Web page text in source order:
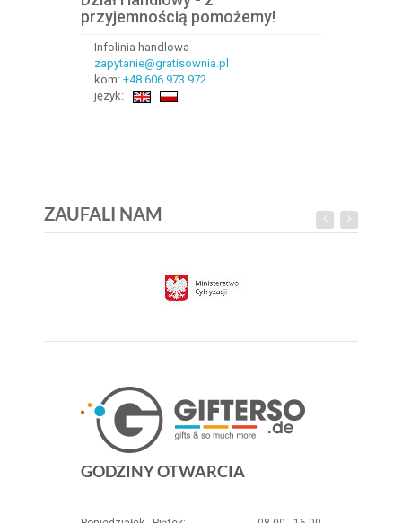
przyjemnością pomożemy!
Infolinia handlowa
zapytanie@gratisownia.pl
kom: +48 606 973 972
język:
ZAUFALI NAM
GODZINY OTWARCIA